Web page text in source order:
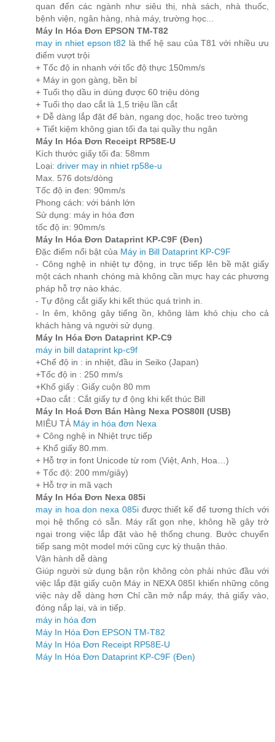
quan đến các ngành như siêu thị, nhà sách, nhà thuốc,
bệnh viện, ngân hàng, nhà máy, trường học...
Máy In Hóa Đơn EPSON TM-T82
may in nhiet epson t82 là thế hệ sau của T81 với nhiều ưu
điểm vượt trội
+ Tốc độ in nhanh với tốc độ thực 150mm/s
+ Máy in gọn gàng, bền bỉ
+ Tuổi thọ dầu in dùng được 60 triệu dòng
+ Tuổi thọ dao cắt là 1,5 triệu lần cắt
+ Dễ dàng lắp đặt để bàn, ngang dọc, hoặc treo tường
+ Tiết kiệm không gian tối đa tại quầy thu ngân
Máy In Hóa Đơn Receipt RP58E-U
Kích thước giấy tối đa: 58mm
Loại: driver may in nhiet rp58e-u
Max. 576 dots/dòng
Tốc độ in đen: 90mm/s
Phong cách: với bánh lớn
Sử dụng: máy in hóa đơn
tốc độ in: 90mm/s
Máy In Hóa Đơn Dataprint KP-C9F (Đen)
Đặc điểm nổi bật của Máy in Bill Dataprint KP-C9F
- Công nghệ in nhiệt tự động, in trực tiếp lên bề mặt giấy
một cách nhanh chóng mà không cần mực hay các phương
pháp hỗ trợ nào khác.
- Tự động cắt giấy khi kết thúc quá trình in.
- In êm, không gây tiếng ồn, không làm khó chịu cho cả
khách hàng và người sử dụng.
Máy In Hóa Đơn Dataprint KP-C9
máy in bill dataprint kp-c9f
+Chế độ in : in nhiệt, đầu in Seiko (Japan)
+Tốc độ in : 250 mm/s
+Khổ giấy : Giấy cuộn 80 mm
+Dao cắt : Cắt giấy tự đ ộng khi kết thúc Bill
Máy In Hoá Đơn Bán Hàng Nexa POS80II (USB)
MIÊU TẢ Máy in hóa đơn Nexa
+ Công nghệ in Nhiệt trực tiếp
+ Khổ giấy 80.mm.
+ Hỗ trợ in font Unicode từ rom (Việt, Anh, Hoa…)
+ Tốc độ: 200 mm/giây)
+ Hỗ trợ in mã vạch
Máy In Hóa Đơn Nexa 085i
may in hoa don nexa 085iđược thiết kế để tương thích với
mọi hệ thống có sẵn. Máy rất gọn nhẹ, không hề gây trở
ngại trong việc lắp đặt vào hệ thống chung. Bước chuyển
tiếp sang một model mới cũng cực kỳ thuận thảo.
Vận hành dễ dàng
Giúp người sử dụng bận rộn không còn phải nhức đầu với
việc lắp đặt giấy cuộn Máy in NEXA 085I khiến những công
việc này dễ dàng hơn Chỉ cần mở nắp máy, thả giấy vào,
đóng nắp lại, và in tiếp.
máy in hóa đơn
Máy In Hóa Đơn EPSON TM-T82
Máy In Hóa Đơn Receipt RP58E-U
Máy In Hóa Đơn Dataprint KP-C9F (Đen)